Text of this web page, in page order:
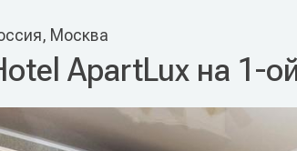
Москва
ApartLux на 1-